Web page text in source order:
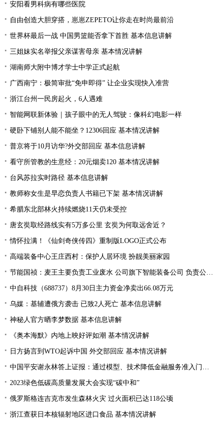
安阳看男科病有哪些医院
自由创造大胆穿搭，崽崽ZEPETO让你走在时尚最前沿
世界杯最后一战 中国男篮能否拿下首胜 基本信息讲解
三姐妹实名举报父亲谋害母亲 基本情况讲解
湖南师大附中博才学士中学正式起航
广西南宁：极简审批“免申即得” 让企业实现快入准营
浙江台州一民房起火，6人遇难
智能网联新体验｜孩子眼中的无人驾驶：像科幻电影一样
硬卧下铺别人能不能坐？12306回应 基本情况讲解
普京将于10月访华?外交部回应 基本信息讲解
看守所管教的生意经：20元烟卖120 基本情况讲解
台风苏拉实时路径 基本信息讲解
教师称女生是早恋负责人书籍已下架 基本情况讲解
希腊东北部林火持续燃烧11天仍未受控
唐玄奘取经路线实有5万多公里 玄奘为何取远舍近？
情怀拉满！《仙剑奇侠传四》重制版LOGO正式公布
高端装备中心王庄西村：保护人居环境 扮靓美丽家园
节能国祯：麦王主要负责工业废水 公司旗下智能装备公司 负责公司设备的生产和销售
中自科技（688737）8月30日主力资金净卖出66.08万元
乌媒：基辅遭俄方袭击 已致2人死亡 基本信息讲解
神秘人官方晒李梦数据 基本信息讲解
《奥本海默》内地上映好评如潮 基本情况讲解
日方扬言到WTO起诉中国 外交部回应 基本情况讲解
中国平安谢永林答上证报：通过模型、技术降低金融服务准入门槛 提升金融服务的普惠性和可得性
2023绿色低碳高质量发展大会实现“碳中和”
俄罗斯格连吉克市发生森林火灾 过火面积已达118公顷
浙江查获日本核辐射地区进口食品 基本情况讲解